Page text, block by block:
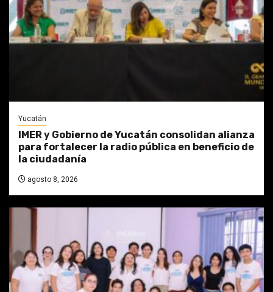
Yucatán
IMER y Gobierno de Yucatán consolidan alianza
para fortalecer la radio pública en beneficio de
la ciudadanía
agosto 8, 2026